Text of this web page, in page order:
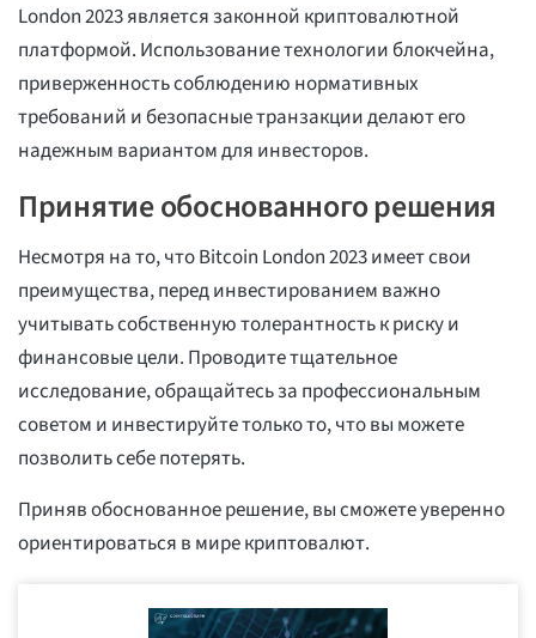
London 2023 является законной криптовалютной
платформой. Использование технологии блокчейна,
приверженность соблюдению нормативных
требований и безопасные транзакции делают его
надежным вариантом для инвесторов.
Принятие обоснованного решения
Несмотря на то, что Bitcoin London 2023 имеет свои
преимущества, перед инвестированием важно
учитывать собственную толерантность к риску и
финансовые цели. Проводите тщательное
исследование, обращайтесь за профессиональным
советом и инвестируйте только то, что вы можете
позволить себе потерять.
Приняв обоснованное решение, вы сможете уверенно
ориентироваться в мире криптовалют.